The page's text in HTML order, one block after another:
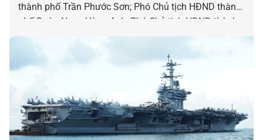
thành phố Trần Phước Sơn; Phó Chủ tịch HĐND thành
phố Đoàn Ngọc Hùng Anh; Phó Chủ tịch HĐND thành
phố Nguyễn Công Thanh chủ trì kỳ họp.